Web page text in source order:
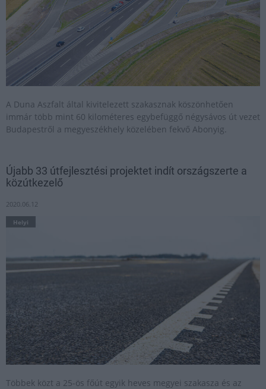
A Duna Aszfalt által kivitelezett szakasznak köszönhetően
immár több mint 60 kilométeres egybefüggő négysávos út vezet
Budapestről a megyeszékhely közelében fekvő Abonyig.
Újabb 33 útfejlesztési projektet indít országszerte a
közútkezelő
2020.06.12
Helyi
Többek közt a 25-ös főút egyik heves megyei szakasza és az